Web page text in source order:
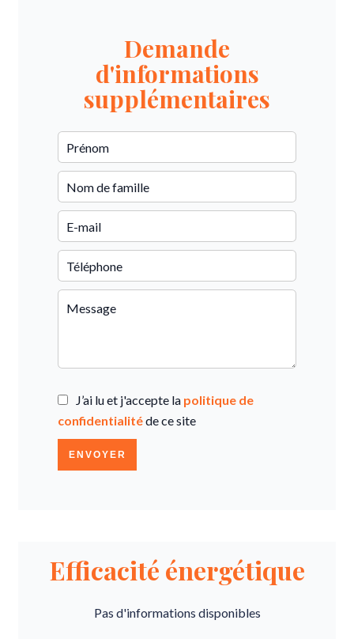
Demande
d'informations
supplémentaires
J’ai lu et j'accepte la politique de
confidentialitéde ce site
ENVOYER
Efficacité énergétique
Pas d'informations disponibles